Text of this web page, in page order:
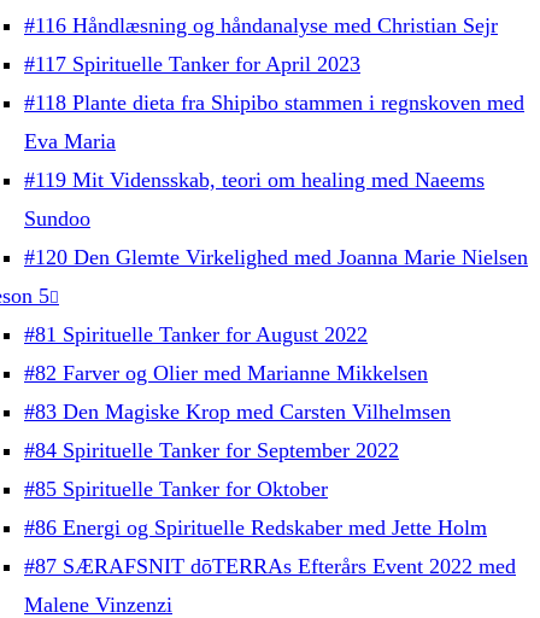
#116 Håndlæsning og håndanalyse med Christian Sejr
#117 Spirituelle Tanker for April 2023
#118 Plante dieta fra Shipibo stammen i regnskoven med
Eva Maria
#119 Mit Vidensskab, teori om healing med Naeems
Sundoo
#120 Den Glemte Virkelighed med Joanna Marie Nielsen
5
#81 Spirituelle Tanker for August 2022
#82 Farver og Olier med Marianne Mikkelsen
#83 Den Magiske Krop med Carsten Vilhelmsen
#84 Spirituelle Tanker for September 2022
#85 Spirituelle Tanker for Oktober
#86 Energi og Spirituelle Redskaber med Jette Holm
#87 SÆRAFSNIT dōTERRAs Efterårs Event 2022 med
Malene Vinzenzi